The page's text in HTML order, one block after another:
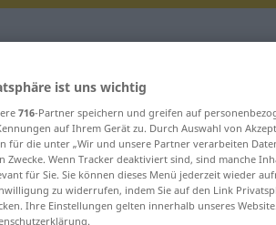
für "arribar"
ist uns wichtig
716-Partner speichern und greifen auf
auf Ihrem Gerät zu. Durch Auswahl von
für die unter „Wir und unsere Partner verarbeiten
Zwecke. Wenn Tracker deaktiviert sind, sind manche
für Sie. Sie können dieses Menü jederzeit wieder
zu widerrufen, indem Sie auf den Link
Ihre Einstellungen gelten innerhalb unseres